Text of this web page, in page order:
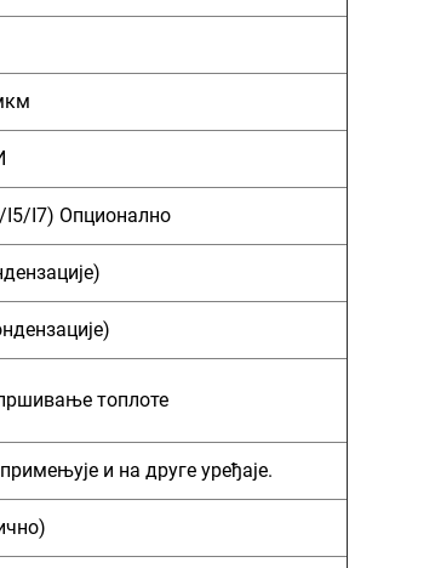
I5/I7) Опционално
топлоте
и на друге уређаје.